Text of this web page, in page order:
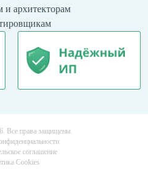
и архитекторам
Все права защищены.
соглашение
Cookies